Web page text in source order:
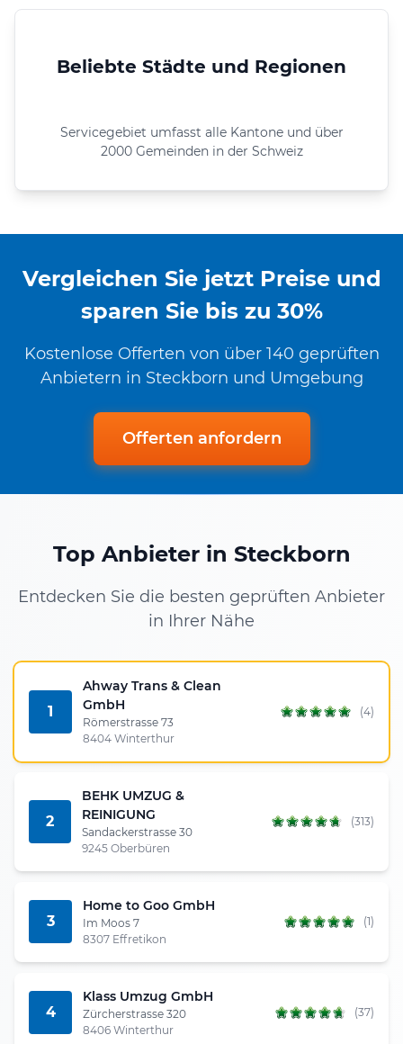
Beliebte Städte und Regionen
Servicegebiet umfasst alle Kantone und über
2000 Gemeinden in der Schweiz
Vergleichen Sie jetzt Preise und
sparen Sie bis zu 30%
Kostenlose Offerten von über 140 geprüften
Anbietern in Steckborn und Umgebung
Offerten anfordern
Top Anbieter in Steckborn
Entdecken Sie die besten geprüften Anbieter
in Ihrer Nähe
1
Ahway Trans & Clean
GmbH
Römerstrasse 73
8404 Winterthur
(4)
2
BEHK UMZUG &
REINIGUNG
Sandackerstrasse 30
9245 Oberbüren
(313)
3
Home to Goo GmbH
Im Moos 7
8307 Effretikon
(1)
4
Klass Umzug GmbH
Zürcherstrasse 320
8406 Winterthur
(37)